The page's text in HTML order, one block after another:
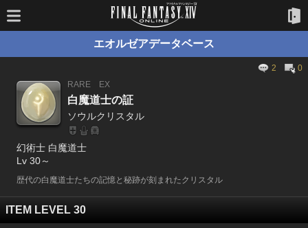
エオルゼアデータベース
2
0
RARE
EX
白魔道士の証
ソウルクリスタル
幻術士 白魔道士
Lv 30～
歴代の白魔道士たちの記憶と秘跡が刻まれたクリスタル
ITEM LEVEL 30